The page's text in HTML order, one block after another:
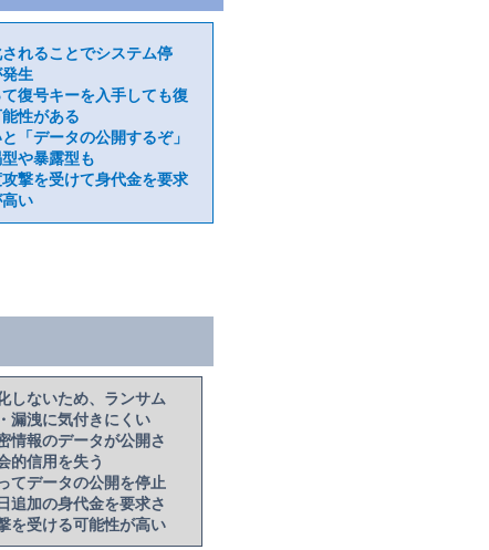
れることでシステム停
生
復号キーを入手しても復
性がある
「データの公開するぞ」
や暴露型も
撃を受けて身代金を要求
い
しないため、ランサム
漏洩に気付きにくい
情報のデータが公開さ
的信用を失う
てデータの公開を停止
追加の身代金を要求さ
を受ける可能性が高い